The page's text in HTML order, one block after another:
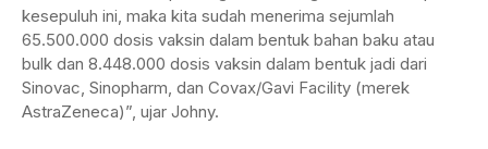
kesepuluh ini, maka kita sudah menerima sejumlah
65.500.000 dosis vaksin dalam bentuk bahan baku atau
bulk dan 8.448.000 dosis vaksin dalam bentuk jadi dari
Sinovac, Sinopharm, dan Covax/Gavi Facility (merek
AstraZeneca)”, ujar Johny.